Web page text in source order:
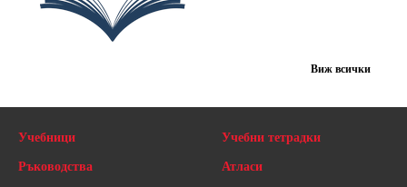
Виж всички
Учебници
Ръководства
Учебни тетрадки
Атласи